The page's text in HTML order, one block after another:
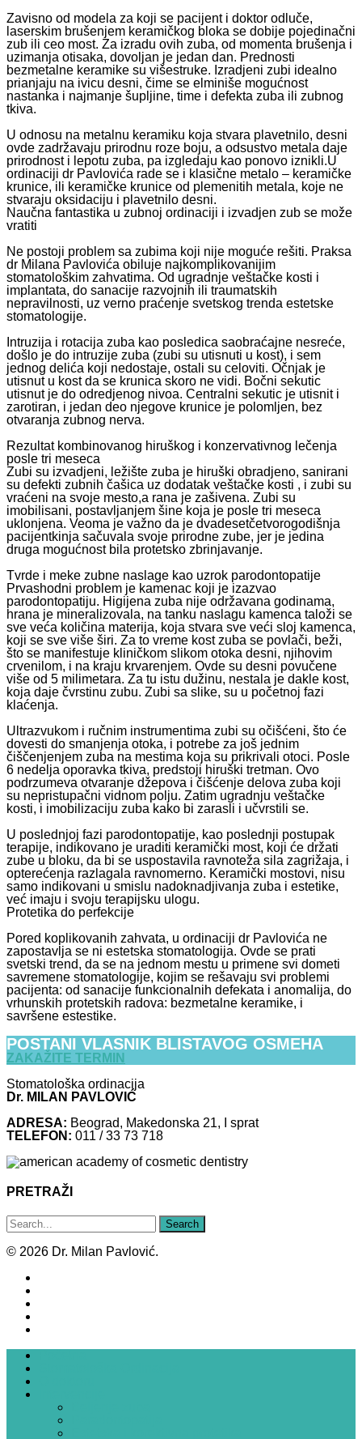
Zavisno od modela za koji se pacijent i doktor odluče,
laserskim brušenjem keramičkog bloka se dobije pojedinačni
zub ili ceo most. Za izradu ovih zuba, od momenta brušenja i
uzimanja otisaka, dovoljan je jedan dan. Prednosti
bezmetalne keramike su višestruke. Izradjeni zubi idealno
prianjaju na ivicu desni, čime se elminiše mogućnost
nastanka i najmanje šupljine, time i defekta zuba ili zubnog
tkiva.
U odnosu na metalnu keramiku koja stvara plavetnilo, desni
ovde zadržavaju prirodnu roze boju, a odsustvo metala daje
prirodnost i lepotu zuba, pa izgledaju kao ponovo iznikli.U
ordinaciji dr Pavlovića rade se i klasične metalo – keramičke
krunice, ili keramičke krunice od plemenitih metala, koje ne
stvaraju oksidaciju i plavetnilo desni.
Naučna fantastika u zubnoj ordinaciji i izvadjen zub se može
vratiti
Ne postoji problem sa zubima koji nije moguće rešiti. Praksa
dr Milana Pavlovića obiluje najkomplikovanijim
stomatološkim zahvatima. Od ugradnje veštačke kosti i
implantata, do sanacije razvojnih ili traumatskih
nepravilnosti, uz verno praćenje svetskog trenda estetske
stomatologije.
Intruzija i rotacija zuba kao posledica saobraćajne nesreće,
došlo je do intruzije zuba (zubi su utisnuti u kost), i sem
jednog delića koji nedostaje, ostali su celoviti. Očnjak je
utisnut u kost da se krunica skoro ne vidi. Bočni sekutic
utisnut je do odredjenog nivoa. Centralni sekutic je utisnit i
zarotiran, i jedan deo njegove krunice je polomljen, bez
otvaranja zubnog nerva.
Rezultat kombinovanog hiruškog i konzervativnog lečenja
posle tri meseca
Zubi su izvadjeni, ležište zuba je hiruški obradjeno, sanirani
su defekti zubnih čašica uz dodatak veštačke kosti , i zubi su
vraćeni na svoje mesto,a rana je zašivena. Zubi su
imobilisani, postavljanjem šine koja je posle tri meseca
uklonjena. Veoma je važno da je dvadesetčetvorogodišnja
pacijentkinja sačuvala svoje prirodne zube, jer je jedina
druga mogućnost bila protetsko zbrinjavanje.
Tvrde i meke zubne naslage kao uzrok parodontopatije
Prvashodni problem je kamenac koji je izazvao
parodontopatiju. Higijena zuba nije održavana godinama,
hrana je mineralizovala, na tanku naslagu kamenca taloži se
sve veća količina materija, koja stvara sve veći sloj kamenca,
koji se sve više širi. Za to vreme kost zuba se povlači, beži,
što se manifestuje kliničkom slikom otoka desni, njihovim
crvenilom, i na kraju krvarenjem. Ovde su desni povučene
više od 5 milimetara. Za tu istu dužinu, nestala je dakle kost,
koja daje čvrstinu zubu. Zubi sa slike, su u početnoj fazi
klaćenja.
Ultrazvukom i ručnim instrumentima zubi su očišćeni, što će
dovesti do smanjenja otoka, i potrebe za još jednim
čiščenjenjem zuba na mestima koja su prikrivali otoci. Posle
6 nedelja oporavka tkiva, predstoji hiruški tretman. Ovo
podrzumeva otvaranje džepova i čišćenje delova zuba koji
su nepristupačni vidnom polju. Zatim ugradnju veštačke
kosti, i imobilizaciju zuba kako bi zarasli i učvrstili se.
U poslednjoj fazi parodontopatije, kao poslednji postupak
terapije, indikovano je uraditi keramički most, koji će držati
zube u bloku, da bi se uspostavila ravnoteža sila zagrižaja, i
opterećenja razlagala ravnomerno. Keramički mostovi, nisu
samo indikovani u smislu nadoknadjivanja zuba i estetike,
već imaju i svoju terapijsku ulogu.
Protetika do perfekcije
Pored koplikovanih zahvata, u ordinaciji dr Pavlovića ne
zapostavlja se ni estetska stomatologija. Ovde se prati
svetski trend, da se na jednom mestu u primene svi dometi
savremene stomatologije, kojim se rešavaju svi problemi
pacijenta: od sanacije funkcionalnih defekata i anomalija, do
vrhunskih protetskih radova: bezmetalne keramike, i
savršene estestike.
POSTANI VLASNIK BLISTAVOG OSMEHA
ZAKAŽITE TERMIN
Stomatološka ordinacija
Dr. MILAN PAVLOVIĆ
ADRESA: Beograd, Makedonska 21, I sprat
TELEFON: 011 / 33 73 718
PRETRAŽI
© 2026 Dr. Milan Pavlović.